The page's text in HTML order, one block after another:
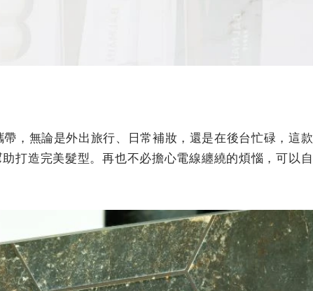
，無論是外出旅行、日常補妝，還是在後台忙碌，這款
打造完美髮型。再也不必擔心電線纏繞的煩惱，可以自